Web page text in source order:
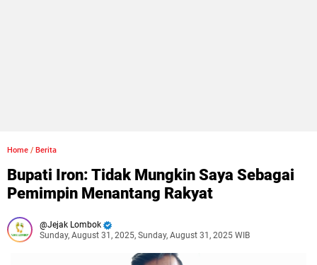
Home / Berita
Bupati Iron: Tidak Mungkin Saya Sebagai
Pemimpin Menantang Rakyat
Jejak Lombok
Sunday, August 31, 2025, Sunday, August 31, 2025 WIB